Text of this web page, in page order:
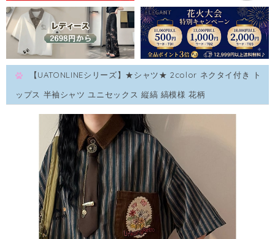
【UATONLINEシリーズ】★シャツ★ 2color ネクタイ付き ト
ップス 半袖シャツ ユニセックス 縦縞 縞模様 花柄